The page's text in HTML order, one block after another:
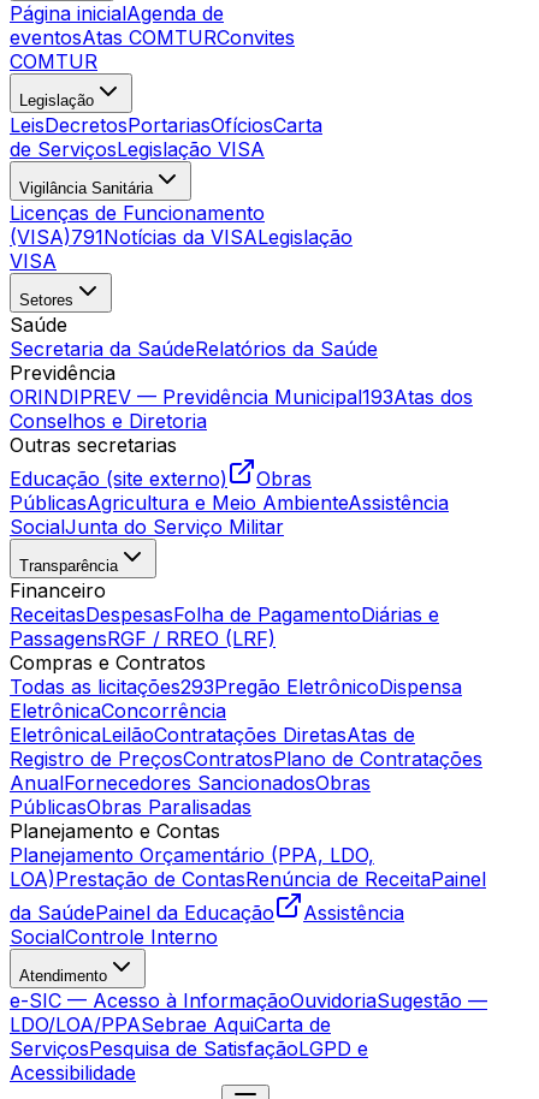
Página inicialAgenda de
eventosAtas COMTURConvites
COMTUR
Legislação
LeisDecretosPortariasOfíciosCarta
de ServiçosLegislação VISA
Vigilância Sanitária
Licenças de Funcionamento
(VISA)791Notícias da VISALegislação
VISA
Setores
Saúde
Secretaria da SaúdeRelatórios da Saúde
Previdência
ORINDIPREV — Previdência Municipal193Atas dos
Conselhos e Diretoria
Outras secretarias
Educação (site externo)
Obras
PúblicasAgricultura e Meio AmbienteAssistência
SocialJunta do Serviço Militar
Transparência
Financeiro
ReceitasDespesasFolha de PagamentoDiárias e
PassagensRGF / RREO (LRF)
Compras e Contratos
Todas as licitações293Pregão EletrônicoDispensa
EletrônicaConcorrência
EletrônicaLeilãoContratações DiretasAtas de
Registro de PreçosContratosPlano de Contratações
AnualFornecedores SancionadosObras
PúblicasObras Paralisadas
Planejamento e Contas
Planejamento Orçamentário (PPA, LDO,
LOA)Prestação de ContasRenúncia de ReceitaPainel
da SaúdePainel da Educação
Assistência
SocialControle Interno
Atendimento
e-SIC — Acesso à InformaçãoOuvidoriaSugestão —
LDO/LOA/PPASebrae AquiCarta de
ServiçosPesquisa de SatisfaçãoLGPD e
Acessibilidade